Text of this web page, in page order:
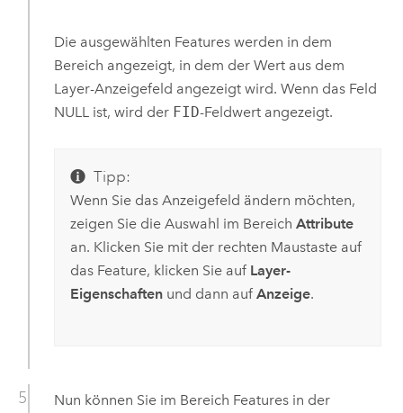
Die ausgewählten Features werden in dem
Bereich angezeigt, in dem der Wert aus dem
Layer-Anzeigefeld angezeigt wird. Wenn das Feld
NULL ist, wird der FID-Feldwert angezeigt.
Tipp:
Wenn Sie das Anzeigefeld ändern möchten,
zeigen Sie die Auswahl im Bereich Attribute
an. Klicken Sie mit der rechten Maustaste auf
das Feature, klicken Sie auf Layer-
Eigenschaftenund dann auf Anzeige.
Nun können Sie im Bereich Features in der